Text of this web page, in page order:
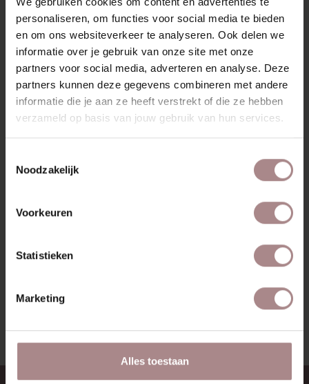
personaliseren, om functies voor social media te bieden
en om ons websiteverkeer te analyseren. Ook delen we
informatie over je gebruik van onze site met onze
partners voor social media, adverteren en analyse. Deze
partners kunnen deze gegevens combineren met andere
informatie die je aan ze heeft verstrekt of die ze hebben
verzameld op basis van jouw gebruik van hun services.
Noodzakelijk
Voorkeuren
Statistieken
Marketing
Alles toestaan
STOFSTAAL
STEEL GREY